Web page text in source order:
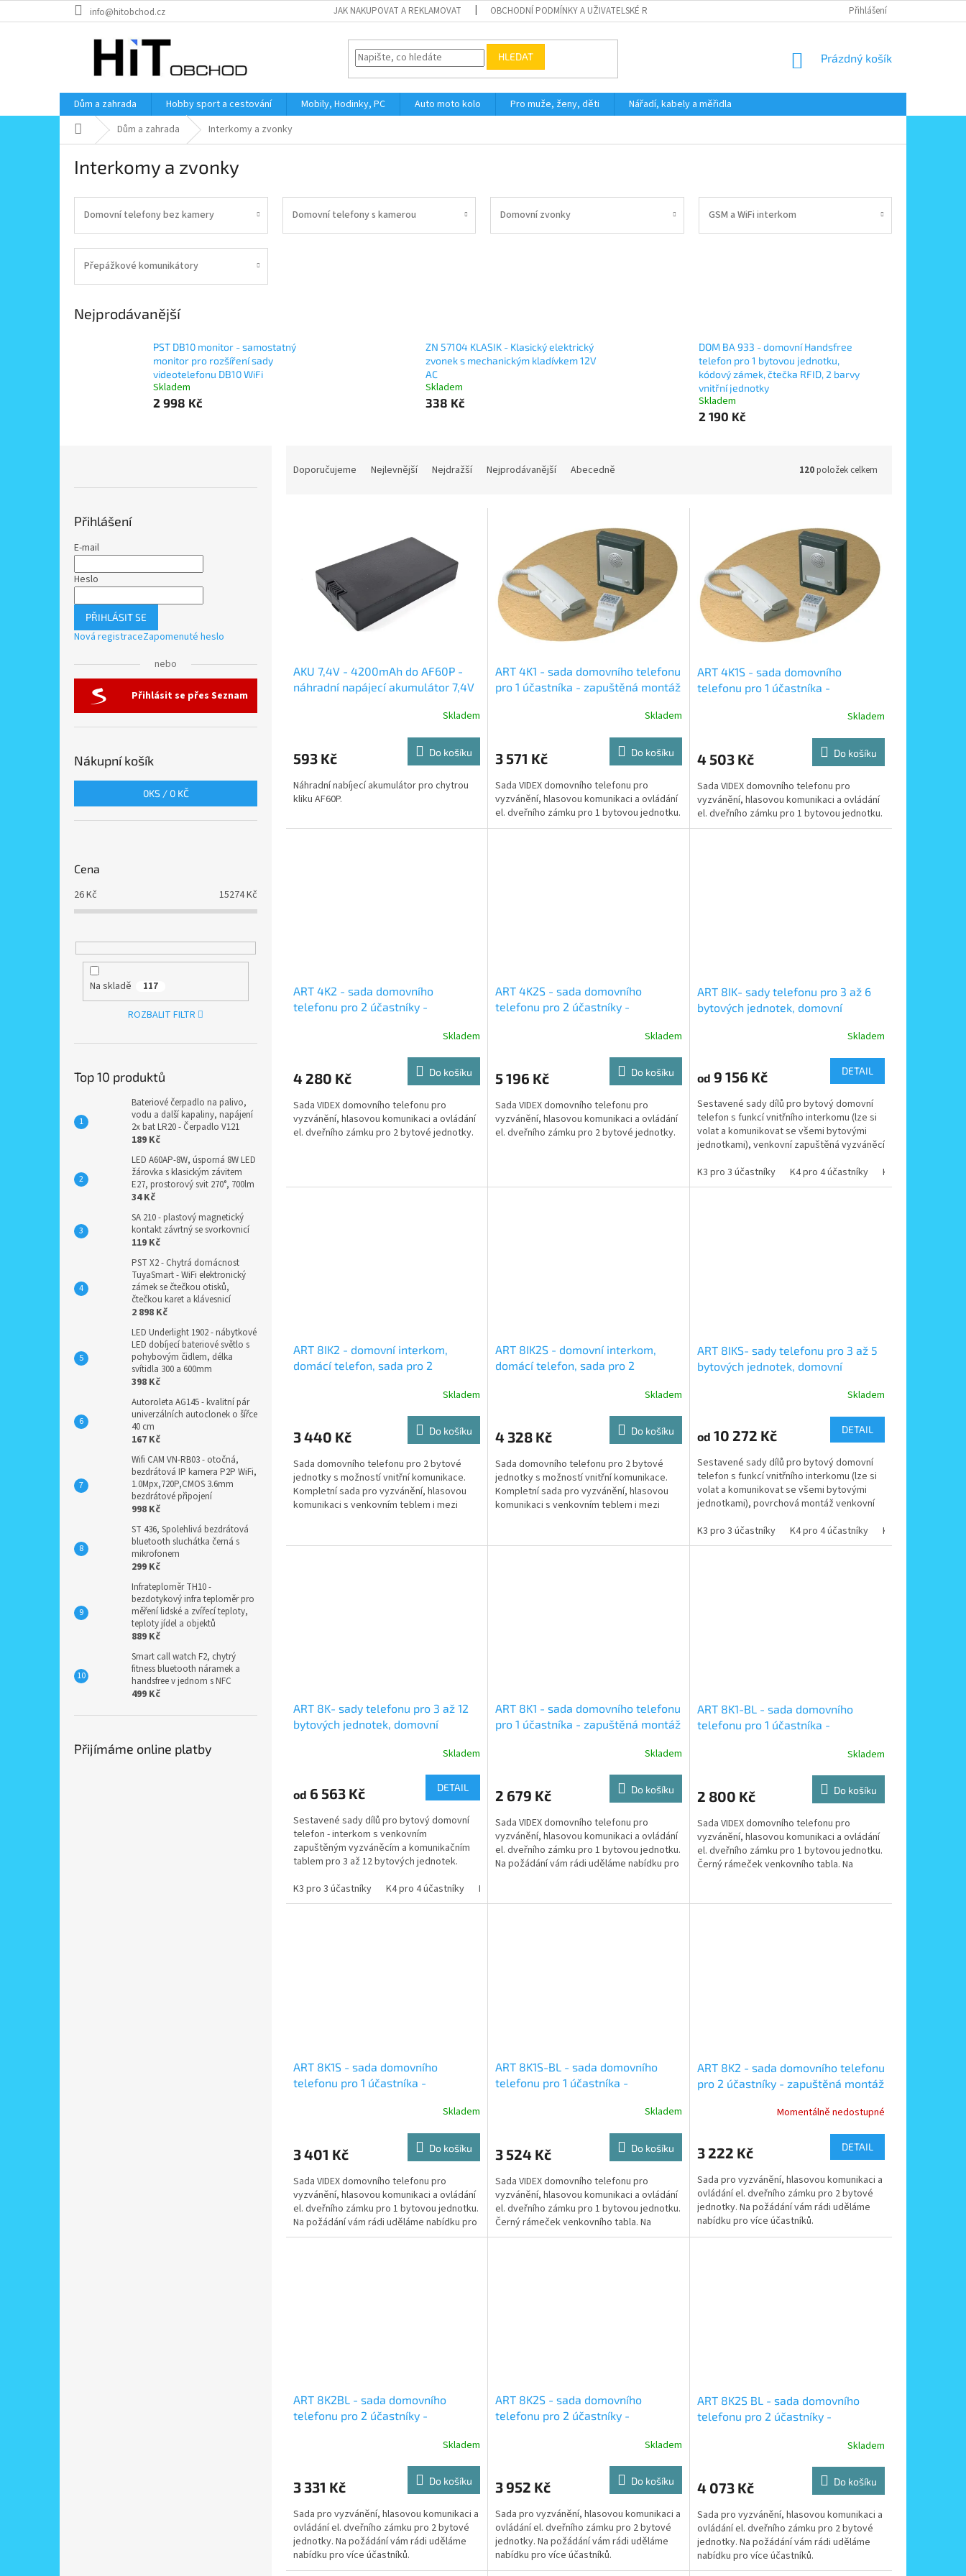
na
info@hitobchod.cz JAK NAKUPOVAT A REKLAMOVAT OBCHODNÍ PODMÍNKY A UŽIVATELSKÉ RADY KONTAKT
Přihlášení
HLEDAT
NÁKUPNÍ
Prázdný košík
Dům a zahrada Hobby sport a cestování Mobily, Hodinky, PC Auto moto kolo Pro muže, ženy, děti
Nářadí, kabely a měřidla
Domů Dům a zahrada Interkomy a zvonky
Interkomy a zvonky
Domovní telefony bez kamery Domovní telefony s kamerou Domovní zvonky GSM a WiFi interkom
Přepážkové komunikátory
Nejprodávanější
PST DB10 monitor - samostatný
monitor pro rozšíření sady
videotelefonu DB10 WiFi
Skladem
2 998 Kč
ZN 57104 KLASIK - Klasický elektrický
zvonek s mechanickým kladívkem 12V
AC
Skladem
338 Kč
DOM BA 933 - domovní Handsfree
telefon pro 1 bytovou jednotku,
kódový zámek, čtečka RFID, 2 barvy
vnitřní jednotky
Skladem
2 190 Kč
Přihlášení
E-mail
Heslo
PŘIHLÁSIT SE
Nová registraceZapomenuté heslo
nebo
Přihlásit se přes Seznam
Nákupní košík
0KS / 0 KČ
Cena
26Kč 15274Kč
Na skladě 117
ROZBALIT FILTR
Top 10 produktů
Bateriové čerpadlo na palivo,
vodu a další kapaliny, napájení
2x bat LR20 - Čerpadlo V121
189 Kč
LED A60AP-8W, úsporná 8W LED
žárovka s klasickým závitem
E27, prostorový svit 270°, 700lm
34 Kč
SA 210 - plastový magnetický
kontakt závrtný se svorkovnicí
119 Kč
PST X2 - Chytrá domácnost
TuyaSmart - WiFi elektronický
zámek se čtečkou otisků,
čtečkou karet a klávesnicí
2 898 Kč
LED Underlight 1902 - nábytkové
LED dobíjecí bateriové světlo s
pohybovým čidlem, délka
svítidla 300 a 600mm
398 Kč
Autoroleta AG145 - kvalitní pár
univerzálních autoclonek o šířce
40 cm
167 Kč
Wifi CAM VN-RB03 - otočná,
bezdrátová IP kamera P2P WiFi,
1.0Mpx,720P,CMOS 3.6mm
bezdrátové připojení
998 Kč
ST 436, Spolehlivá bezdrátová
bluetooth sluchátka černá s
mikrofonem
299 Kč
Infrateploměr TH10 -
bezdotykový infra teploměr pro
měření lidské a zvířecí teploty,
teploty jídel a objektů
889 Kč
Smart call watch F2, chytrý
fitness bluetooth náramek a
handsfree v jednom s NFC
499 Kč
Přijímáme online platby
Doporučujeme Nejlevnější Nejdražší Nejprodávanější Abecedně 120položek celkem
AKU 7,4V - 4200mAh do AF60P -
náhradní napájecí akumulátor 7,4V
Skladem
593 Kč Do košíku
Náhradní nabíjecí akumulátor pro chytrou
kliku AF60P.
ART 4K1 - sada domovního telefonu
pro 1 účastníka - zapuštěná montáž
Skladem
3 571 Kč Do košíku
Sada VIDEX domovního telefonu pro
vyzvánění, hlasovou komunikaci a ovládání
el. dveřního zámku pro 1 bytovou jednotku.
ART 4K1S - sada domovního
telefonu pro 1 účastníka -
Skladem
4 503 Kč Do košíku
Sada VIDEX domovního telefonu pro
vyzvánění, hlasovou komunikaci a ovládání
el. dveřního zámku pro 1 bytovou jednotku.
ART 4K2 - sada domovního
telefonu pro 2 účastníky -
Skladem
4 280 Kč Do košíku
Sada VIDEX domovního telefonu pro
vyzvánění, hlasovou komunikaci a ovládání
el. dveřního zámku pro 2 bytové jednotky.
ART 4K2S - sada domovního
telefonu pro 2 účastníky -
Skladem
5 196 Kč Do košíku
Sada VIDEX domovního telefonu pro
vyzvánění, hlasovou komunikaci a ovládání
el. dveřního zámku pro 2 bytové jednotky.
ART 8IK- sady telefonu pro 3 až 6
bytových jednotek, domovní
zapuštěná montáž venkovníhoSkladem
od 9 156 Kč DETAIL
Sestavené sady dílů pro bytový domovní
telefon s funkcí vnitřního interkomu (lze si
volat a komunikovat se všemi bytovými
jednotkami), venkovní zapuštěná vyzváněcí
K3 pro 3 účastníky
K4 pro 4 účastníky K5 pro 5 účastníků
ART 8IK2 - domovní interkom,
domácí telefon, sada pro 2
Skladem
3 440 Kč Do košíku
Sada domovního telefonu pro 2 bytové
jednotky s možností vnitřní komunikace.
Kompletní sada pro vyzvánění, hlasovou
komunikaci s venkovním teblem i mezi
ART 8IK2S - domovní interkom,
domácí telefon, sada pro 2
Skladem
4 328 Kč Do košíku
Sada domovního telefonu pro 2 bytové
jednotky s možností vnitřní komunikace.
Kompletní sada pro vyzvánění, hlasovou
komunikaci s venkovním teblem i mezi
ART 8IKS- sady telefonu pro 3 až 5
bytových jednotek, domovní
Skladem
od 10 272 Kč DETAIL
Sestavené sady dílů pro bytový domovní
telefon s funkcí vnitřního interkomu (lze si
volat a komunikovat se všemi bytovými
jednotkami), povrchová montáž venkovní
K3 pro 3 účastníky
K4 pro 4 účastníky K5 pro 5 účastníků
ART 8K- sady telefonu pro 3 až 12
bytových jednotek, domovní
venkovního tabla, bez vnitřníhoSkladem
od 6 563 Kč DETAIL
Sestavené sady dílů pro bytový domovní
telefon - interkom s venkovním
zapuštěným vyzváněcím a komunikačním
tablem pro 3 až 12 bytových jednotek.
K3 pro 3 účastníky
K4 pro 4 účastníky K5 pro 5 účastníků
ART 8K1 - sada domovního telefonu
pro 1 účastníka - zapuštěná montáž
Skladem
2 679 Kč Do košíku
Sada VIDEX domovního telefonu pro
vyzvánění, hlasovou komunikaci a ovládání
el. dveřního zámku pro 1 bytovou jednotku.
Na požádání vám rádi uděláme nabídku pro
ART 8K1-BL - sada domovního
telefonu pro 1 účastníka -
Skladem
2 800 Kč Do košíku
Sada VIDEX domovního telefonu pro
vyzvánění, hlasovou komunikaci a ovládání
el. dveřního zámku pro 1 bytovou jednotku.
Černý rámeček venkovního tabla. Na
ART 8K1S - sada domovního
telefonu pro 1 účastníka -
Skladem
3 401 Kč Do košíku
Sada VIDEX domovního telefonu pro
vyzvánění, hlasovou komunikaci a ovládání
el. dveřního zámku pro 1 bytovou jednotku.
Na požádání vám rádi uděláme nabídku pro
více účastníků.
ART 8K1S-BL - sada domovního
telefonu pro 1 účastníka -
Skladem
3 524 Kč Do košíku
Sada VIDEX domovního telefonu pro
vyzvánění, hlasovou komunikaci a ovládání
el. dveřního zámku pro 1 bytovou jednotku.
Černý rámeček venkovního tabla. Na
požádání vám rádi...
ART 8K2 - sada domovního telefonu
pro 2 účastníky - zapuštěná montáž
Momentálně nedostupné
3 222 Kč DETAIL
Sada pro vyzvánění, hlasovou komunikaci a
ovládání el. dveřního zámku pro 2 bytové
jednotky. Na požádání vám rádi uděláme
nabídku pro více účastníků.
ART 8K2BL - sada domovního
telefonu pro 2 účastníky -
Skladem
3 331 Kč Do košíku
Sada pro vyzvánění, hlasovou komunikaci a
ovládání el. dveřního zámku pro 2 bytové
jednotky. Na požádání vám rádi uděláme
nabídku pro více účastníků.
ART 8K2S - sada domovního
telefonu pro 2 účastníky -
Skladem
3 952 Kč Do košíku
Sada pro vyzvánění, hlasovou komunikaci a
ovládání el. dveřního zámku pro 2 bytové
jednotky. Na požádání vám rádi uděláme
nabídku pro více účastníků.
ART 8K2S BL - sada domovního
telefonu pro 2 účastníky -
Skladem
4 073 Kč Do košíku
Sada pro vyzvánění, hlasovou komunikaci a
ovládání el. dveřního zámku pro 2 bytové
jednotky. Na požádání vám rádi uděláme
nabídku pro více účastníků.